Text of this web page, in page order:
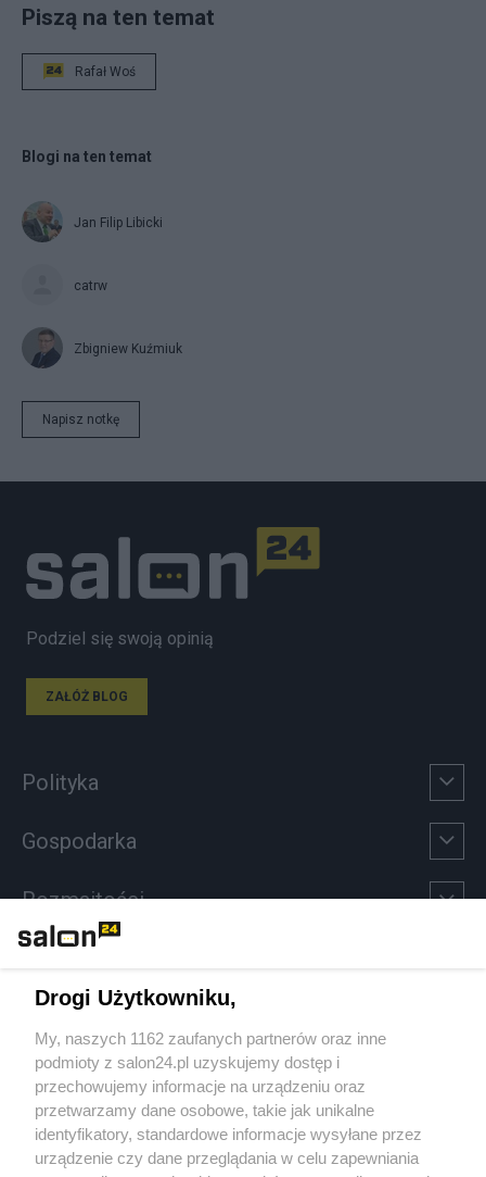
Piszą na ten temat
Rafał Woś
Blogi na ten temat
Jan Filip Libicki
catrw
Zbigniew Kuźmiuk
Napisz notkę
Podziel się swoją opinią
ZAŁÓŻ BLOG
Polityka
Gospodarka
Rozmaitości
Sport
Społeczeństwo
Kultura
Drogi Użytkowniku,
My, naszych 1162 zaufanych partnerów oraz inne
podmioty z salon24.pl uzyskujemy dostęp i
przechowujemy informacje na urządzeniu oraz
przetwarzamy dane osobowe, takie jak unikalne
identyfikatory, standardowe informacje wysyłane przez
urządzenie czy dane przeglądania w celu zapewniania